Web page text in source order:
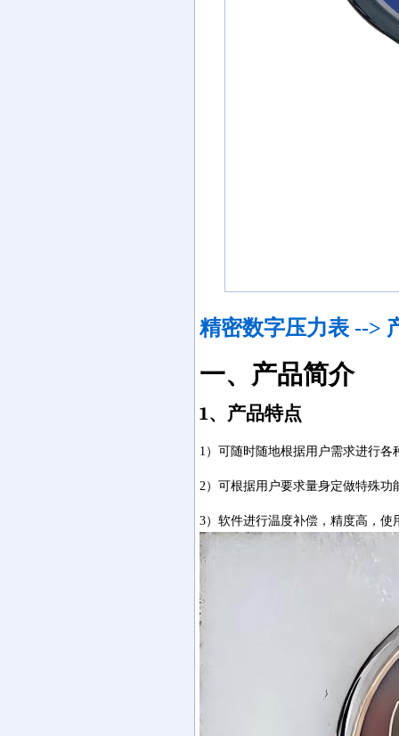
精密数字压力表 -->
一、产品简介
1、产品特点
1 ）可随时随地根据用户需求进行
2）可根据用户要求量身定做特殊功
3）软件进行温度补偿，精度高，使